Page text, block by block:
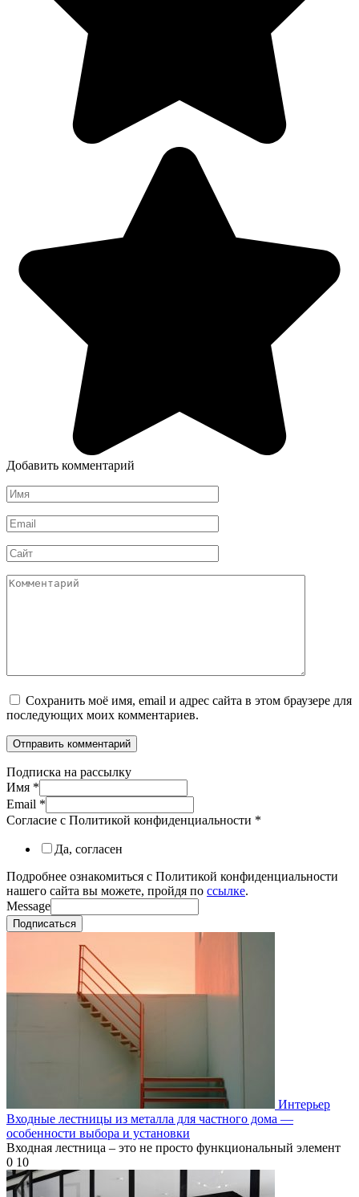
Добавить комментарий
Имя
*
Email
*
Сайт
Комментарий
Сохранить моё имя, email и адрес сайта в этом браузере для
последующих моих комментариев.
Подписка на рассылку
Имя *
Email *
Согласие с Политикой конфиденциальности *
Да, согласен
Подробнее ознакомиться с Политикой конфиденциальности
нашего сайта вы можете, пройдя по ссылке.
Message
Подписаться
Интерьер
Входные лестницы из металла для частного дома —
особенности выбора и установки
Входная лестница – это не просто функциональный элемент
0 10